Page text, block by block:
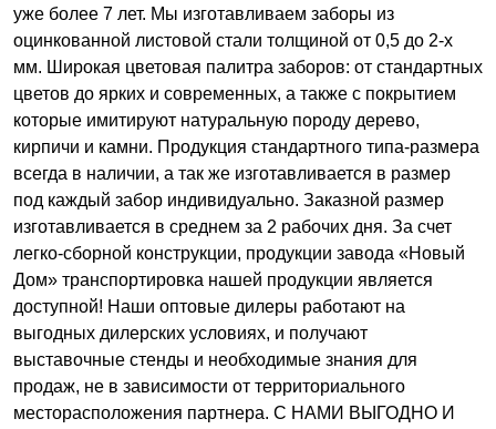
уже более 7 лет. Мы изготавливаем заборы из
оцинкованной листовой стали толщиной от 0,5 до 2-х
мм. Широкая цветовая палитра заборов: от стандартных
цветов до ярких и современных, а также с покрытием
которые имитируют натуральную породу дерево,
кирпичи и камни. Продукция стандартного типа-размера
всегда в наличии, а так же изготавливается в размер
под каждый забор индивидуально. Заказной размер
изготавливается в среднем за 2 рабочих дня. За счет
легко-сборной конструкции, продукции завода «Новый
Дом» транспортировка нашей продукции является
доступной! Наши оптовые дилеры работают на
выгодных дилерских условиях, и получают
выставочные стенды и необходимые знания для
продаж, не в зависимости от территориального
месторасположения партнера. С НАМИ ВЫГОДНО И